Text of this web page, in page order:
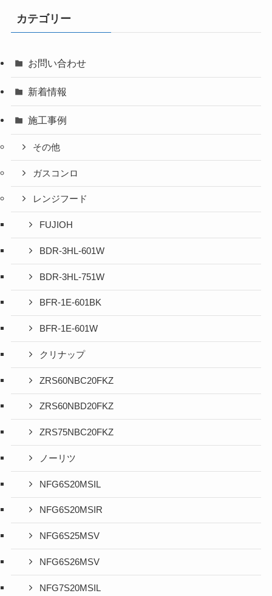
カテゴリー
お問い合わせ
新着情報
施工事例
その他
ガスコンロ
レンジフード
FUJIOH
BDR-3HL-601W
BDR-3HL-751W
BFR-1E-601BK
BFR-1E-601W
クリナップ
ZRS60NBC20FKZ
ZRS60NBD20FKZ
ZRS75NBC20FKZ
ノーリツ
NFG6S20MSIL
NFG6S20MSIR
NFG6S25MSV
NFG6S26MSV
NFG7S20MSIL